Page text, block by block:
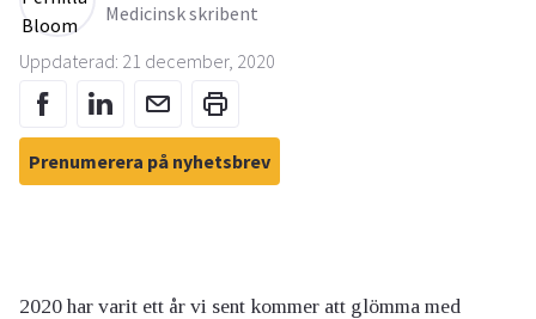
Medicinsk skribent
Uppdaterad: 21 december, 2020
Prenumerera på nyhetsbrev
2020 har varit ett år vi sent kommer att glömma med